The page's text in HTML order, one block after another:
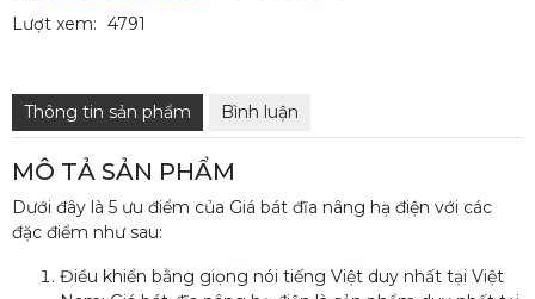
Lượt xem: 4791
Thông tin sản phẩm Bình luận
MÔ TẢ SẢN PHẨM
Dưới đây là 5 ưu điểm của Giá bát đĩa nâng hạ điện với các
đặc điểm như sau:
Điều khiển bằng giọng nói tiếng Việt duy nhất tại Việt